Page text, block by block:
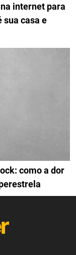
internet para
sua casa e
como a dor